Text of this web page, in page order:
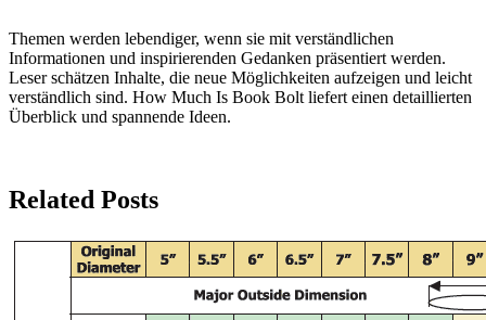
Themen werden lebendiger, wenn sie mit verständlichen
Informationen und inspirierenden Gedanken präsentiert werden.
Leser schätzen Inhalte, die neue Möglichkeiten aufzeigen und leicht
verständlich sind. How Much Is Book Bolt liefert einen detaillierten
Überblick und spannende Ideen.
Related Posts